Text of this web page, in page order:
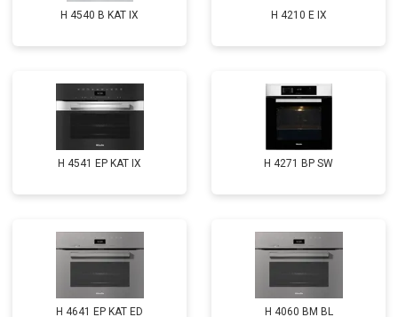
H 4540 B KAT IX H 4210 E IX
H 4541 EP KAT IX H 4271 BP SW
H 4641 EP KAT ED H 4060 BM BL